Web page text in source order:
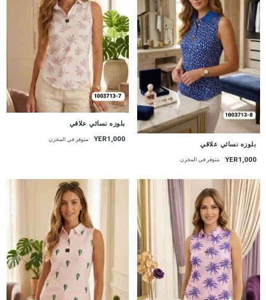
بلوزه نسائي علاقي
YER1,000 متوفر في المخزن
جديد
بلوزه نسائي علاقي
YER1,000 متوفر في المخزن